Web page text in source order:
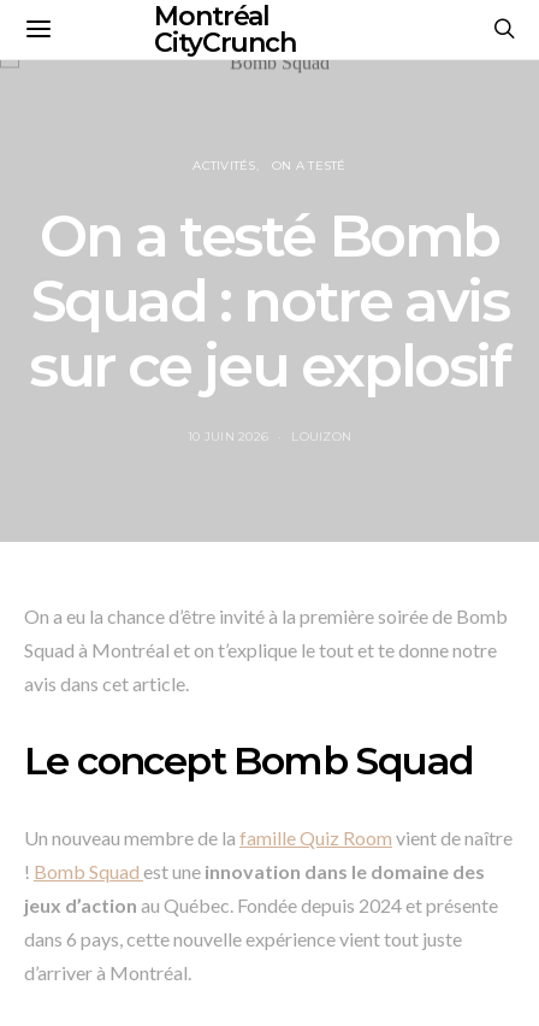
Montréal
CityCrunch
ACTIVITÉS ON A TESTÉ
On a testé Bomb
Squad : notre avis
sur ce jeu explosif
10 JUIN 2026 LOUIZON
On a eu la chance d’être invité à la première soirée de Bomb
Squad à Montréal et on t’explique le tout et te donne notre
avis dans cet article.
Le concept Bomb Squad
Un nouveau membre de la famille Quiz Room vient de naître
! Bomb Squad est une innovation dans le domaine des
jeux d’action au Québec. Fondée depuis 2024 et présente
dans 6 pays, cette nouvelle expérience vient tout juste
d’arriver à Montréal.